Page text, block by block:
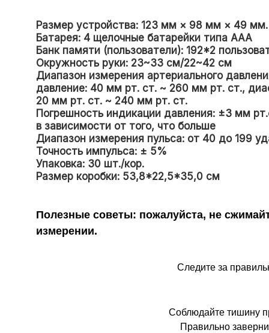
Размер устройства: 123 мм × 98 мм × 49 мм.
Батарея: 4 щелочные батарейки типа ААА
Банк памяти (пользователи): 192*2
Окружность руки: 23~33 см/22~42 см
Диапазон измерения артериального
давление: 40 мм рт. ст. ~ 260 мм рт. ст.,
20 мм рт. ст. ~ 240 мм рт. ст.
Погрешность индикации давления: ±3 мм
в зависимости от того, что больше
Диапазон измерения пульса: от 40 до 199
Точность импульса: ± 5%
Упаковка: 30 шт./кор.
Размер коробки: 53,8*22,5*35,0 см
Полезные советы: пожалуйста, не
измерении.
Следите за
Соблюдайте тишину
Правильно